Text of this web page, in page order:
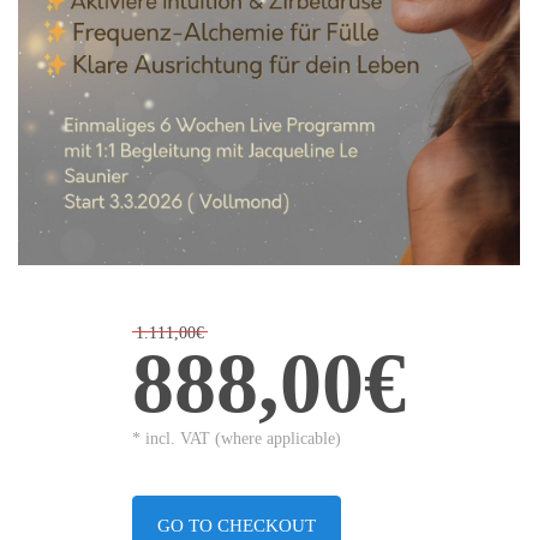
1.111,00€
888,00€
* incl. VAT (where applicable)
GO TO CHECKOUT